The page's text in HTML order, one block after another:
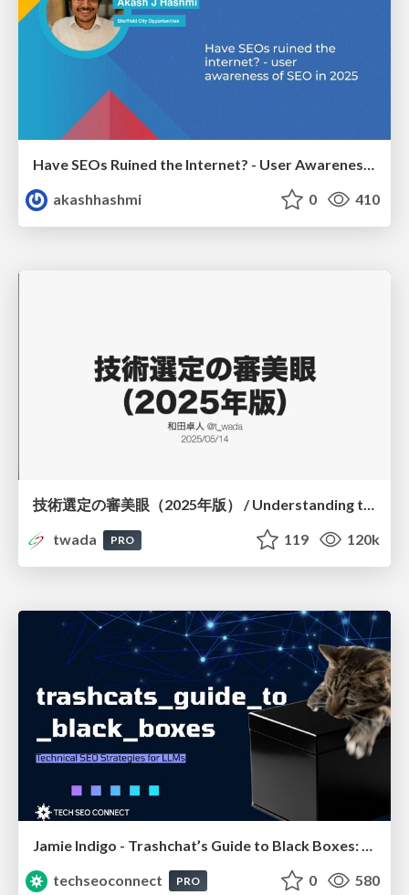
Have SEOs Ruined the Internet? - User Awareness of SEO in 2025
akashhashmi
0 410
技術選定の審美眼（2025年版） / Understanding the Spiral of Technologies 2025 edition
twada
PRO 119 120k
techseoconnect
PRO 0 580